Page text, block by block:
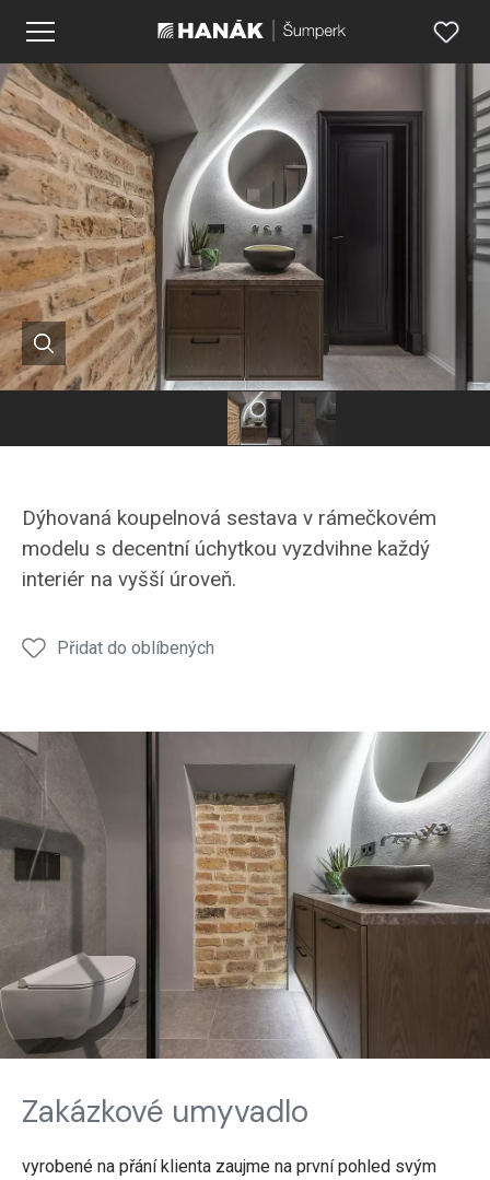
koupelna
LYON
koupelna
LYON
Dýhovaná koupelnová sestava v rámečkovém
modelu s decentní úchytkou vyzdvihne každý
interiér na vyšší úroveň.
Přidat do oblíbených
Zakázkové umyvadlo
vyrobené na přání klienta zaujme na první pohled svým